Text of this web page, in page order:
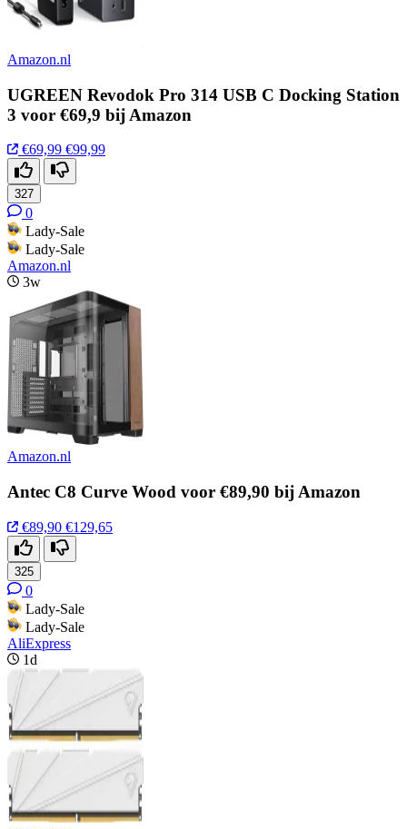
Amazon.nl
UGREEN Revodok Pro 314 USB C Docking Station
3 voor €69,9 bij Amazon
€69,99 €99,99
327
0
Lady-Sale
Lady-Sale
Amazon.nl
3w
Amazon.nl
Antec C8 Curve Wood voor €89,90 bij Amazon
€89,90 €129,65
325
0
Lady-Sale
Lady-Sale
AliExpress
1d